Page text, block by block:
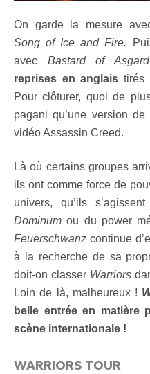
On garde la mesure
Song of Ice and Fire.
avec Bastard of
reprises en anglais tirés
Pour clôturer, quoi de
pagani qu’une version de
vidéo Assassin Creed.
Là où certains groupes
ils ont comme force de
univers, qu’ils
Dominum ou du power
Feuerschwanz continue
à la recherche de sa
doit-on classer Warriors
Loin de là, malheureux !
belle entrée en matière
scène internationale !
WARRIORS TOUR